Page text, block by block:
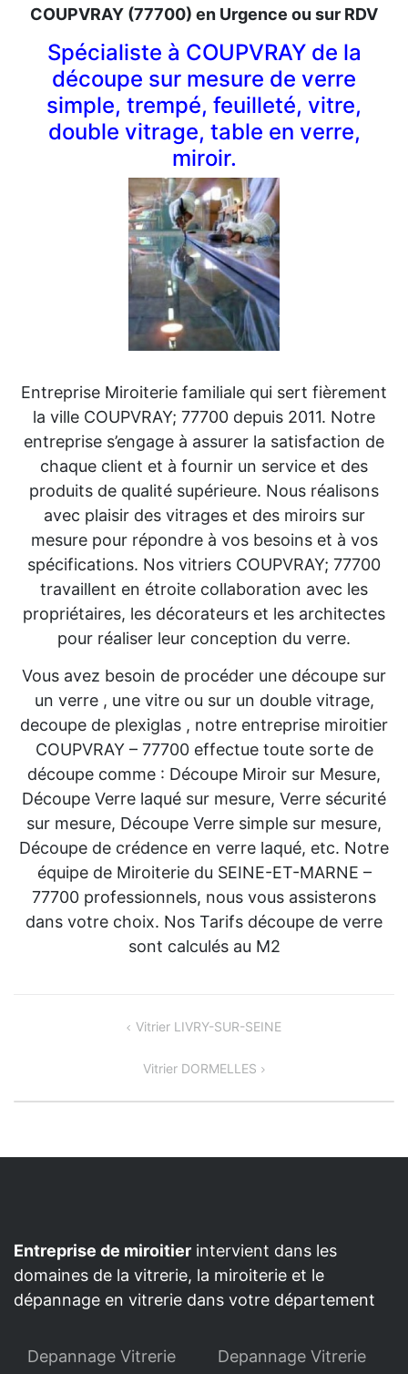
COUPVRAY (77700) en Urgence ou sur RDV
Spécialiste à COUPVRAY de la
découpe sur mesure de verre
simple, trempé, feuilleté, vitre,
double vitrage, table en verre,
miroir.
Entreprise Miroiterie familiale qui sert fièrement
la ville COUPVRAY; 77700 depuis 2011. Notre
entreprise s’engage à assurer la satisfaction de
chaque client et à fournir un service et des
produits de qualité supérieure. Nous réalisons
avec plaisir des vitrages et des miroirs sur
mesure pour répondre à vos besoins et à vos
spécifications. Nos vitriers COUPVRAY; 77700
travaillent en étroite collaboration avec les
propriétaires, les décorateurs et les architectes
pour réaliser leur conception du verre.
Vous avez besoin de procéder une découpe sur
un verre , une vitre ou sur un double vitrage,
decoupe de plexiglas , notre entreprise miroitier
COUPVRAY – 77700 effectue toute sorte de
découpe comme : Découpe Miroir sur Mesure,
Découpe Verre laqué sur mesure, Verre sécurité
sur mesure, Découpe Verre simple sur mesure,
Découpe de crédence en verre laqué, etc. Notre
équipe de Miroiterie du SEINE-ET-MARNE –
77700 professionnels, nous vous assisterons
dans votre choix. Nos Tarifs découpe de verre
sont calculés au M2
Vitrier LIVRY-SUR-SEINE
Vitrier DORMELLES
Entreprise de miroitier intervient dans les
domaines de la vitrerie, la miroiterie et le
dépannage en vitrerie dans votre département
Depannage Vitrerie
Depannage Vitrerie